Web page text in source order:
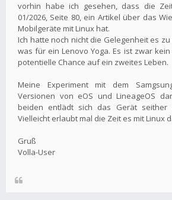
vorhin habe ich gesehen, dass die
01/2026, Seite 80, ein Artikel über das
Mobilgeräte mit Linux hat.
Ich hatte noch nicht die Gelegenheit es
was für ein Lenovo Yoga. Es ist zwar
potentielle Chance auf ein zweites Leben.
Meine Experiment mit dem
Versionen von eOS und LineageOS
beiden entlädt sich das Gerät seither
Vielleicht erlaubt mal die Zeit es mit Linux
Gruß
Volla-User